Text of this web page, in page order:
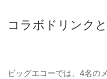
コラボドリンク
ビッグエコーでは、4名の